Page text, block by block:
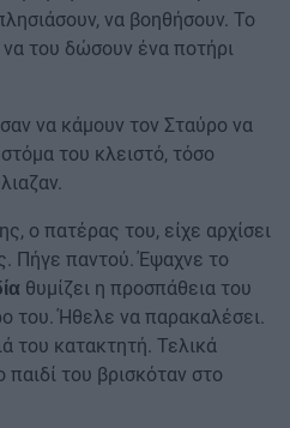
να βοηθήσουν. Το
του δώσουν ένα ποτήρι
να κάμουν τον Σταύρο να
του κλειστό, τόσο
ο πατέρας του, είχε αρχίσει
Πήγε παντού. Έψαχνε το
θυμίζει η προσπάθεια του
του. Ήθελε να παρακαλέσει.
του κατακτητή. Τελικά
του βρισκόταν στο